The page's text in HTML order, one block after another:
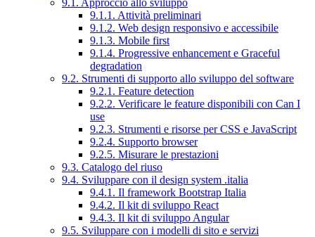
9.1.1. Attività preliminari
9.1.2. Web design responsivo e accessibile
9.1.3. Mobile first
9.1.4. Progressive enhancement e Graceful
degradation
9.2. Strumenti di supporto allo sviluppo del software
9.2.1. Feature detection
9.2.2. Verificare le feature disponibili con Can I
use
9.2.3. Strumenti e risorse per CSS e JavaScript
9.2.4. Supporto browser
9.2.5. Misurare le prestazioni
9.3. Catalogo del riuso
9.4. Sviluppare con il design system .italia
9.4.1. Il framework Bootstrap Italia
9.4.2. Il kit di sviluppo React
9.4.3. Il kit di sviluppo Angular
9.5. Sviluppare con i modelli di sito e servizi